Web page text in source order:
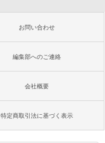
お問い合わせ
編集部へのご連絡
会社概要
特定商取引法に基づく表示